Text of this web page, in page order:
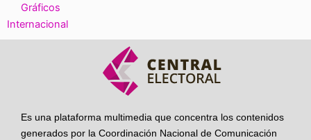
Gráficos
Internacional
Es una plataforma multimedia que concentra los contenidos
generados por la Coordinación Nacional de Comunicación